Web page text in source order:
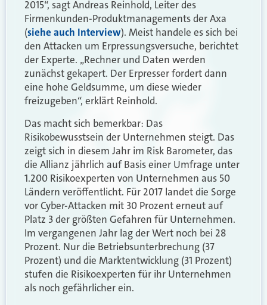
2015“, sagt Andreas Reinhold, Leiter des
Firmenkunden-Produktmanagements der Axa
(siehe auch Interview). Meist handele es sich bei
den Attacken um Erpressungsversuche, berichtet
der Experte. „Rechner und Daten werden
zunächst gekapert. Der Erpresser fordert dann
eine hohe Geldsumme, um diese wieder
freizugeben“, erklärt Reinhold.
Das macht sich bemerkbar: Das
Risikobewusstsein der Unternehmen steigt. Das
zeigt sich in diesem Jahr im Risk Barometer, das
die Allianz jährlich auf Basis einer Umfrage unter
1.200 Risikoexperten von Unternehmen aus 50
Ländern veröffentlicht. Für 2017 landet die Sorge
vor Cyber-Attacken mit 30 Prozent erneut auf
Platz 3 der größten Gefahren für Unternehmen.
Im vergangenen Jahr lag der Wert noch bei 28
Prozent. Nur die Betriebsunterbrechung (37
Prozent) und die Marktentwicklung (31 Prozent)
stufen die Risikoexperten für ihr Unternehmen
als noch gefährlicher ein.